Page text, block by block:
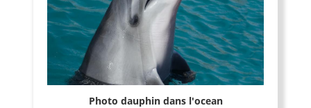
Photo dauphin dans l'ocean